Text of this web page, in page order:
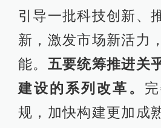
引导一批科技创新、
新，激发市场新活力
能。 五要统筹推进关
建设的系列改革。
规，加快构建更加成